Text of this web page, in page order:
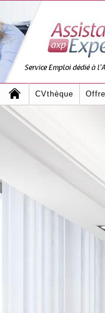
Service Emploi dédié à
CVthèque